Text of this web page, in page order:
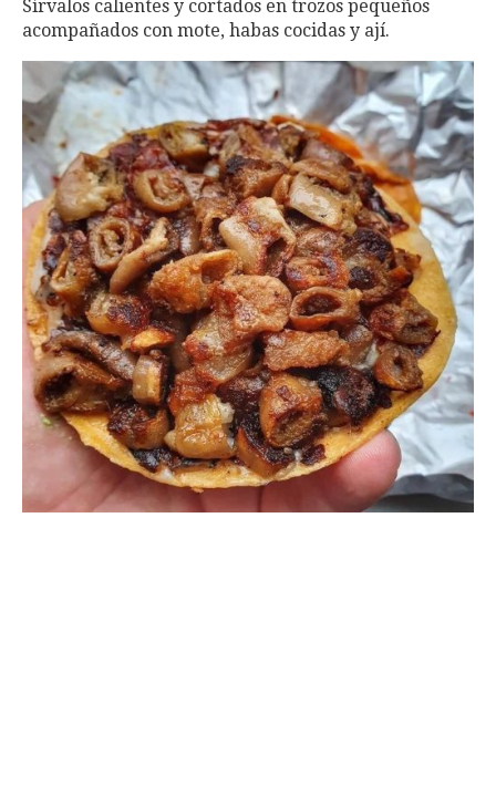
Sírvalos calientes y cortados en trozos pequeños
acompañados con mote, habas cocidas y ají.